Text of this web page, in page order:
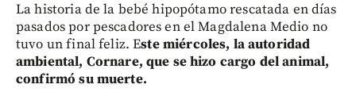
La historia de la bebé hipopótamo rescatada en días
pasados por pescadores en el Magdalena Medio no
tuvo un final feliz. Este miércoles, la autoridad
ambiental, Cornare, que se hizo cargo del animal,
confirmó su muerte.